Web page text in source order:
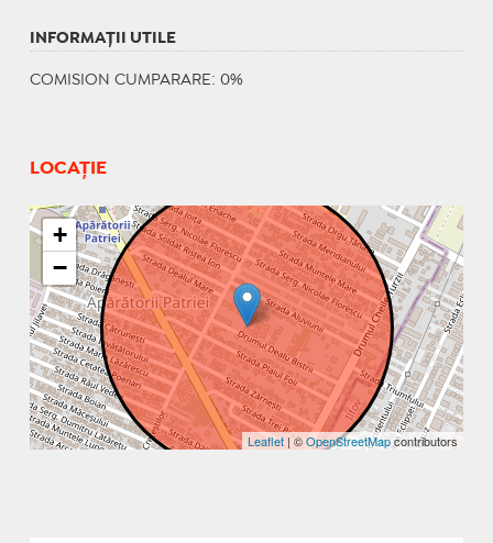
INFORMAŢII UTILE
COMISION CUMPARARE: 0%
LOCAȚIE
+
−
Leaflet| ©OpenStreetMapcontributors